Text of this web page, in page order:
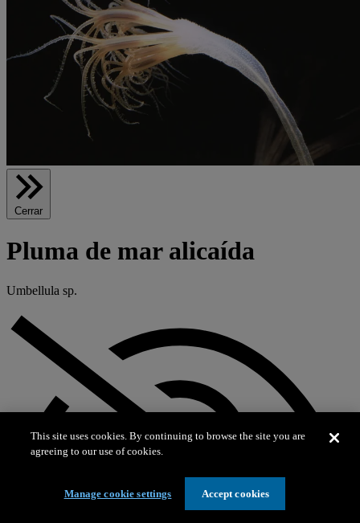
Cerrar
Pluma de mar alicaída
Umbellula sp.
This site uses cookies. By continuing to browse the site you are
agreeing to our use of cookies.
Manage cookie settings Accept cookies